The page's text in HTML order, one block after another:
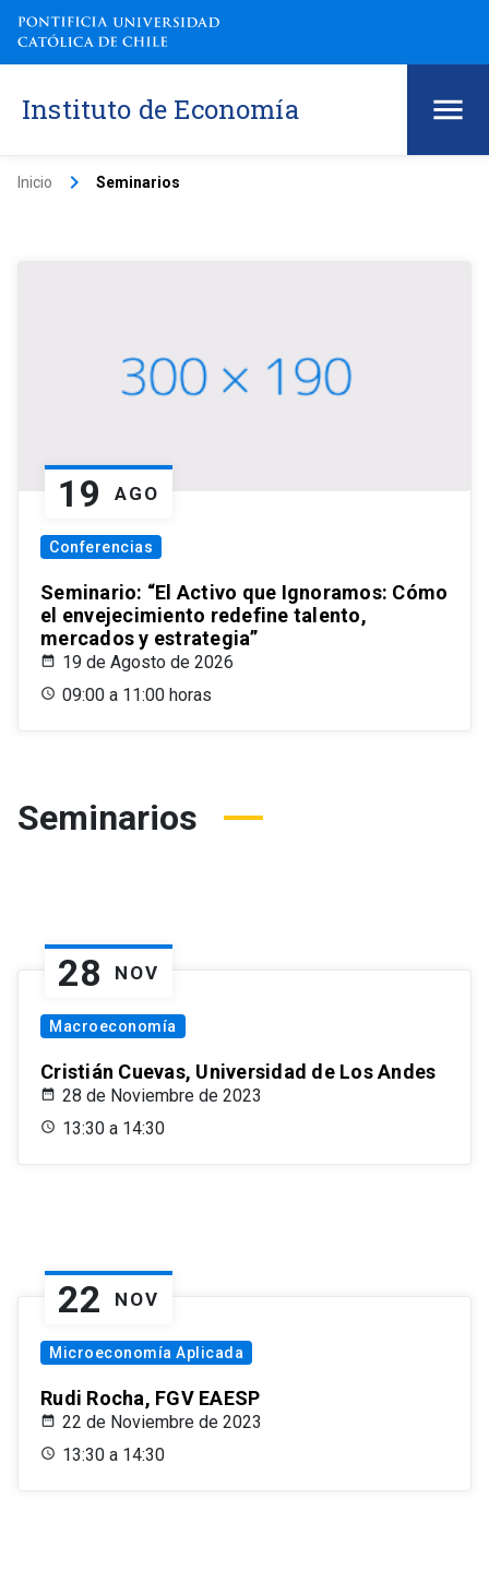
Instituto de Economía
Inicio keyboard_arrow_right Seminarios
19 AGO
Conferencias
Seminario: “El Activo que Ignoramos: Cómo
el envejecimiento redefine talento,
mercados y estrategia”
19 de Agosto de 2026
09:00 a 11:00 horas
Seminarios
28 NOV
Macroeconomía
Cristián Cuevas, Universidad de Los Andes
28 de Noviembre de 2023
13:30 a 14:30
22 NOV
Microeconomía Aplicada
Rudi Rocha, FGV EAESP
22 de Noviembre de 2023
13:30 a 14:30